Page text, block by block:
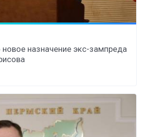
новое назначение экс-зампреда